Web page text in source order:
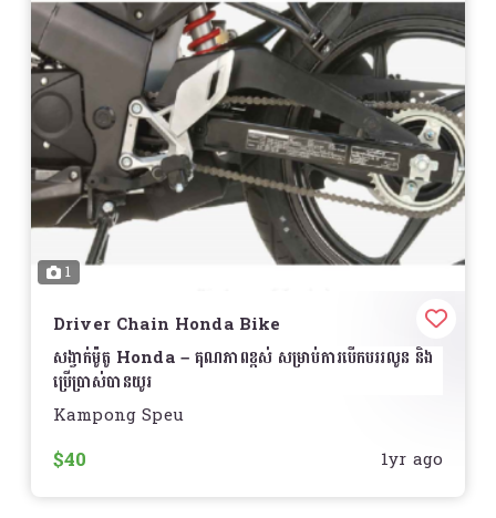
ច្បាស់ និងកំដៅជាមួយសំឡេងក្រិតចាស់
ការរចនាគំនូរថ្មី – មានរូបរាងទំនើប ហើយផ្តល់ភាពស្អាតសម្រាប់
ម៉ូតូ Yamaha របស់អ្នក
សម្ភារៈ Carbon Fiber – បង្កើនស្នាដៃដែលមានទំងន់ថយចុះ
និងមានភាពធន់នឹងការប្រើប្រាស់ជារយៈពេលវែង
សមស្របសម្រាប់ម៉ូតូ Yamaha
– ប្រើសម្រាប់ម៉ូតូYamaha
YZF-R1, YZF-R6, MT-09, MT-07 និងម៉ូតូ
Yamaha ផ្សេងៗដែលមានប្រព័ន្ធចេញសំឡេងប្រភេទ Slip-
On
ប្រើប្រាស់បានយូរ
– មានជីវិតប្រើប្រាស់យូរនិងទទួលការជួយថែរក្សា
នៅក្រោមស្ថានភាពអាកាសធាតុខុសៗគ្នា
មានភាពងាយស្រួលក្នុងការតំឡើងដោយមិនចាំបាច់ផ្លាស់
ប្ដូរផ្នែកសំខាន់ៗជាច្រើន
តម្លៃសូមទាក់ទងសម្រាប់ព័ត៌មានលម្អិត
ជ្រើសរើស AKRAPOVIC Carbon Slip-On
ប្រសិទ្ធភាពដល់ម៉ូតូ Yamaha របស់អ្នក!
1
Driver Chain Honda Bike
សង្វាក់ម៉ូតូ Honda – គុណភាពខ្ពស់ សម្រាប់ការបើកបររលូន និង
ប្រើប្រាស់បានយូរ
រក្សាសមត្ថភាពខ្ពស់នៃម៉ូតូ Honda របស់អ្នកដោយប្រើ
ដើម ឬជំនួសគុណភាពខ្ពស់
ដែលបង្កើតឡើងសម្រាប់សុវត្ថិភាព និង
អាយុកាលប្រើប្រាស់
Kampong Speu
$40 1yr ago